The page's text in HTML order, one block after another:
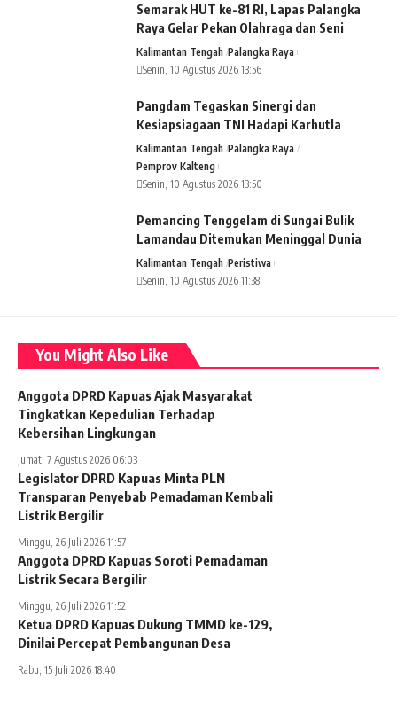
Semarak HUT ke-81 RI, Lapas Palangka
Raya Gelar Pekan Olahraga dan Seni
Kalimantan Tengah Palangka Raya
Senin, 10 Agustus 2026 13:56
Pangdam Tegaskan Sinergi dan
Kesiapsiagaan TNI Hadapi Karhutla
Kalimantan Tengah Palangka Raya
Pemprov Kalteng
Senin, 10 Agustus 2026 13:50
Pemancing Tenggelam di Sungai Bulik
Lamandau Ditemukan Meninggal Dunia
Kalimantan Tengah Peristiwa
Senin, 10 Agustus 2026 11:38
You Might Also Like
Anggota DPRD Kapuas Ajak Masyarakat
Tingkatkan Kepedulian Terhadap
Kebersihan Lingkungan
Jumat, 7 Agustus 2026 06:03
Legislator DPRD Kapuas Minta PLN
Transparan Penyebab Pemadaman Kembali
Listrik Bergilir
Minggu, 26 Juli 2026 11:57
Anggota DPRD Kapuas Soroti Pemadaman
Listrik Secara Bergilir
Minggu, 26 Juli 2026 11:52
Ketua DPRD Kapuas Dukung TMMD ke-129,
Dinilai Percepat Pembangunan Desa
Rabu, 15 Juli 2026 18:40